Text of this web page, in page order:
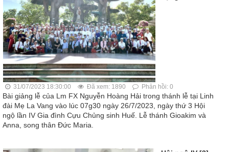
31/07/2023 18:30:00 Đã xem: 1890 Phản hồi: 0
Bài giảng lễ của Lm FX Nguyễn Hoàng Hải trong thánh lễ tại Linh
đài Mẹ La Vang vào lúc 07g30 ngày 26/7/2023, ngày thứ 3 Hội
ngộ lần IV Gia đình Cựu Chủng sinh Huế. Lễ thánh Gioakim và
Anna, song thân Đức Maria.